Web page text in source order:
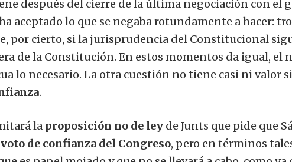
después del cierre de la última negociación con el
aceptado lo que se negaba rotundamente a hacer:
por cierto, si la jurisprudencia del Constitucional
de la Constitución. En estos momentos da igual, el
lo necesario. La otra cuestión no tiene casi ni valor
.
la proposición no de ley de Junts que pide que
voto de confianza del Congreso, pero en términos